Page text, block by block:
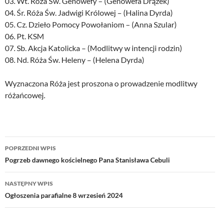
04. Śr. Róża Św. Jadwigi Królowej – (Halina Dyrda)
05. Cz. Dzieło Pomocy Powołaniom – (Anna Szular)
06. Pt. KSM
07. Sb. Akcja Katolicka – (Modlitwy w intencji rodzin)
08. Nd. Róża Św. Heleny – (Helena Dyrda)
Wyznaczona Róża jest proszona o prowadzenie modlitwy
różańcowej.
Nawigacja
wpisu
POPRZEDNI WPIS
Pogrzeb dawnego kościelnego Pana Stanisława Cebuli
NASTĘPNY WPIS
Ogłoszenia parafialne 8 wrzesień 2024